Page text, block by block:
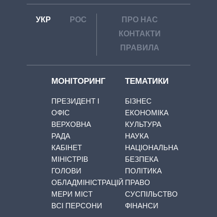
УКР РОС
ПРО НАС
КОНТАКТИ
ПРАВИЛА
МОНІТОРИНГ
ПРЕЗИДЕНТ І
ОФІС
ВЕРХОВНА
РАДА
КАБІНЕТ
МІНІСТРІВ
ГОЛОВИ
ОБЛАДМІНІСТРАЦІЙ
МЕРИ МІСТ
ВСІ ПЕРСОНИ
ТЕМАТИКИ
БІЗНЕС
ЕКОНОМІКА
КУЛЬТУРА
НАУКА
НАЦІОНАЛЬНА
БЕЗПЕКА
ПОЛІТИКА
ПРАВО
СУСПІЛЬСТВО
ФІНАНСИ